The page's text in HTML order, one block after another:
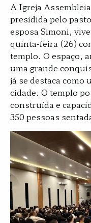
A Igreja
presidida pelo
esposa Simoni,
quinta-feira (26)
templo. O espaço,
uma grande
já se destaca como
cidade. O templo
construída e
350 pessoas